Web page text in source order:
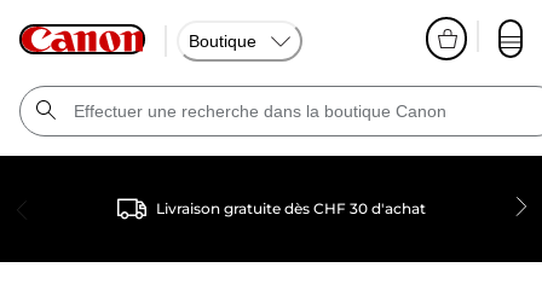
Boutique
Livraison gratuite dès CHF 30 d'achat